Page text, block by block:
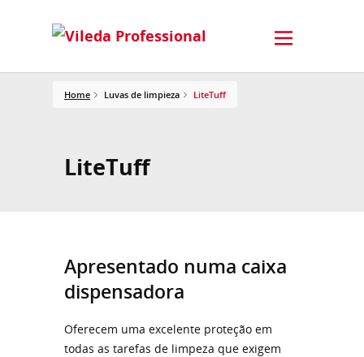
Home Luvas de limpieza LiteTuff
LiteTuff
Apresentado numa caixa
dispensadora
Oferecem uma excelente proteção em
todas as tarefas de limpeza que exigem